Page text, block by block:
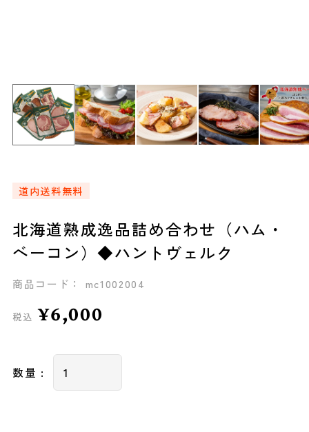
道内送料無料
北海道熟成逸品詰め合わせ（ハム・
ベーコン）◆ハントヴェルク
商品コード： mc1002004
税込 ¥6,000
数量 :